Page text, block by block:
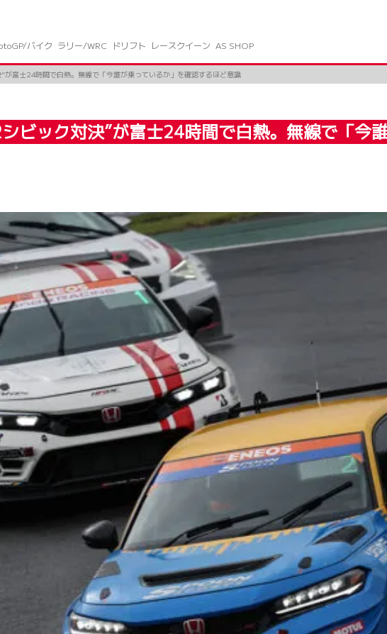
バイク ラリー/WRC ドリフト レースクイーン AS SHOP
富士24時間で白熱。無線で「今誰が乗っているか」を確認するほど意識
ビック対決”が富士24時間で白熱。無線で「今